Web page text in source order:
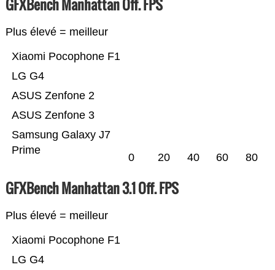
GFXBench Manhattan Off. FPS
Plus élevé = meilleur
Samsung Galaxy J7
Prime
ASUS Zenfone 3
ASUS Zenfone 2
LG G4
Xiaomi Pocophone F1
0 20 40 60 80
GFXBench Manhattan 3.1 Off. FPS
Plus élevé = meilleur
LG G4
Xiaomi Pocophone F1